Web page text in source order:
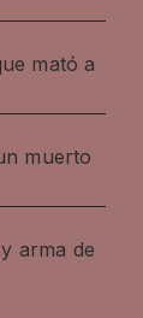
mató a
muerto
arma de